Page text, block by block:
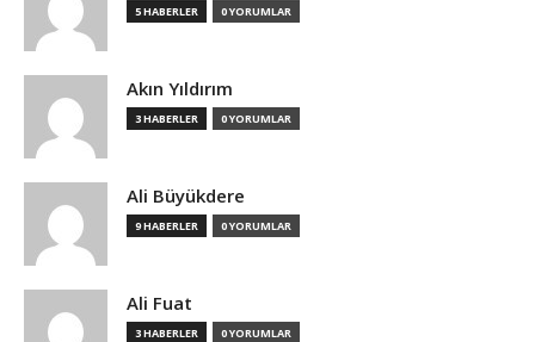
5 HABERLER 0 YORUMLAR
Akın Yıldırım
3 HABERLER 0 YORUMLAR
Ali Büyükdere
9 HABERLER 0 YORUMLAR
Ali Fuat
3 HABERLER 0 YORUMLAR